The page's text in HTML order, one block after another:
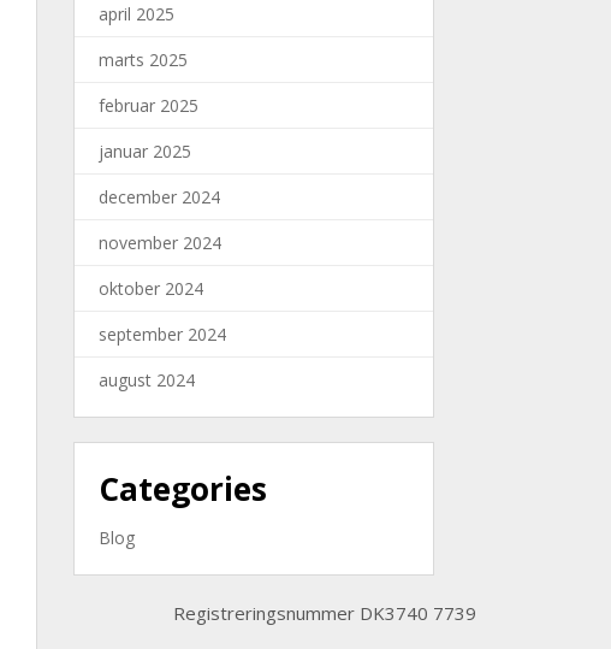
april 2025
marts 2025
februar 2025
januar 2025
december 2024
november 2024
oktober 2024
september 2024
august 2024
Categories
Blog
Registreringsnummer DK3740 7739